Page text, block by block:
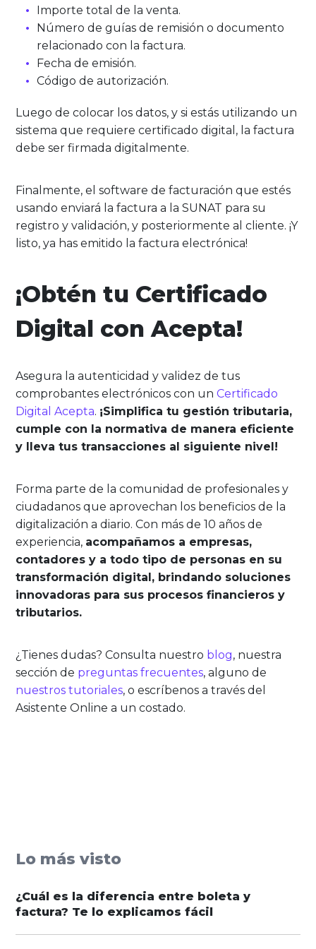
Importe total de la venta.
Número de guías de remisión o documento
relacionado con la factura.
Fecha de emisión.
Código de autorización.
Luego de colocar los datos, y si estás utilizando un
sistema que requiere certificado digital, la factura
debe ser firmada digitalmente.
Finalmente, el software de facturación que estés
usando enviará la factura a la SUNAT para su
registro y validación, y posteriormente al cliente. ¡Y
listo, ya has emitido la factura electrónica!
¡Obtén tu Certificado
Digital con Acepta!
Asegura la autenticidad y validez de tus
comprobantes electrónicos con unCertificado
Digital Acepta. ¡Simplifica tu gestión tributaria,
cumple con la normativa de manera eficiente
y lleva tus transacciones al siguiente nivel!
Forma parte de la comunidad de profesionales y
ciudadanos que aprovechan los beneficios de la
digitalización a diario. Con más de 10 años de
experiencia, acompañamos a empresas,
contadores y a todo tipo de personas en su
transformación digital, brindando soluciones
innovadoras para sus procesos financieros y
tributarios.
¿Tienes dudas? Consulta nuestro blog, nuestra
sección de preguntas frecuentes, alguno de
nuestros tutoriales, o escríbenos a través del
Asistente Online a un costado.
Lo más visto
¿Cuál es la diferencia entre boleta y
factura? Te lo explicamos fácil